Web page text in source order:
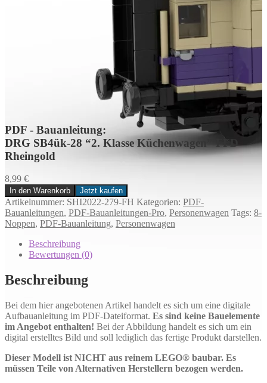
PDF - Bauanleitung:
DRG SB4ük-28 “2. Klasse Küchenwagen” FFD
Rheingold
8,99 €
DRG
SB4ük-
28
“2.
Klasse
Küchenwagen”
FFD
Menge
In den Warenkorb Jetzt kaufen
Artikelnummer: SHI2022-279-FH Kategorien: PDF-
Bauanleitungen, PDF-Bauanleitungen-Pro, Personenwagen Tags: 8-
Noppen, PDF-Bauanleitung, Personenwagen
Beschreibung
Bewertungen (0)
Beschreibung
Bei dem hier angebotenen Artikel handelt es sich um eine digitale
Aufbauanleitung im PDF-Dateiformat. Es sind keine Bauelemente
im Angebot enthalten! Bei der Abbildung handelt es sich um ein
digital erstelltes Bild und soll lediglich das fertige Produkt darstellen.
Dieser Modell ist NICHT aus reinem LEGO® baubar. Es
müssen Teile von Alternativen Herstellern bezogen werden.